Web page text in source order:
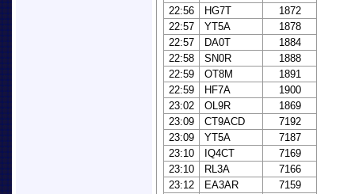
22:56
HG7T
1872
22:57
YT5A
1878
22:57
DA0T
1884
22:58
SN0R
1888
22:59
OT8M
1891
22:59
HF7A
1900
23:02
OL9R
1869
23:09
CT9ACD
7192
23:09
YT5A
7187
23:10
IQ4CT
7169
23:10
RL3A
7166
23:12
EA3AR
7159